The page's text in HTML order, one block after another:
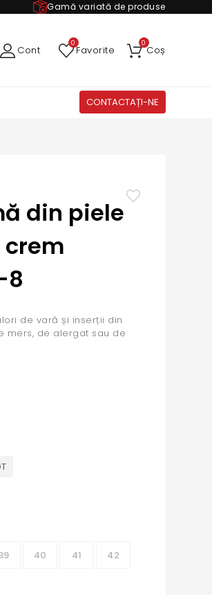
Gamă variată de produse
Cont Favorite
0
Coș
0
CONTACTAȚI-NE
din piele
8
de vară și inserții din
mers, de alergat sau de
40 41 42